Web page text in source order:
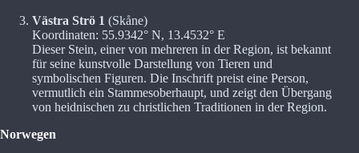
Västra Strö 1 (Skåne)
Koordinaten: 55.9342° N, 13.4532° E
Dieser Stein, einer von mehreren in der Region, ist bekannt
für seine kunstvolle Darstellung von Tieren und
symbolischen Figuren. Die Inschrift preist eine Person,
vermutlich ein Stammesoberhaupt, und zeigt den Übergang
von heidnischen zu christlichen Traditionen in der Region.
Norwegen